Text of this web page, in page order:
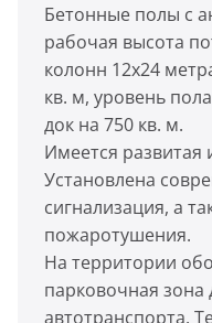
Бетонные полы с
рабочая высота
колонн 12x24
кв. м, уровень
док на 750 кв. м.
Имеется развитая
Установлена
сигнализация, а
пожаротушения.
На территории
парковочная зона
автотранспорта.